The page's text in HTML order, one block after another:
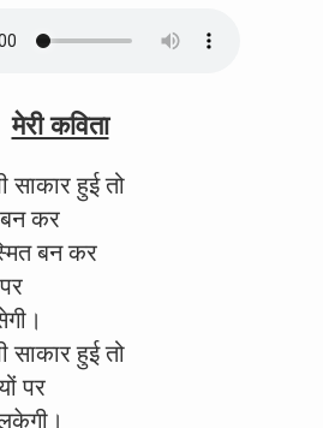
मेरी कविता
साकार हुई तो
कर
बन कर
साकार हुई तो
पर